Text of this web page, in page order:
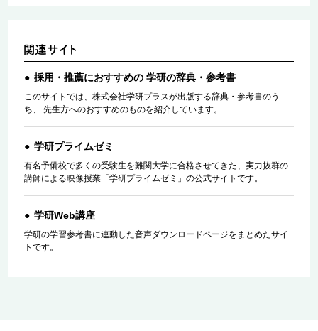
採用・推薦におすすめの 学研の辞典・参考書
このサイトでは、株式会社学研プラスが出版する辞典・参考書のう
ち、 先生方へのおすすめのものを紹介しています。
学研プライムゼミ
有名予備校で多くの受験生を難関大学に合格させてきた、実力抜群の
講師による映像授業「学研プライムゼミ」の公式サイトです。
学研Web講座
学研の学習参考書に連動した音声ダウンロードページをまとめたサイ
トです。